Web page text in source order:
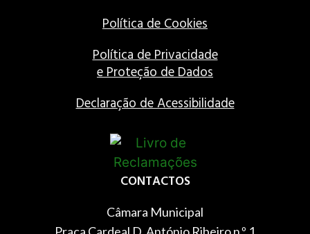
Política de Cookies
Política de Privacidade
e Proteção de Dados
Declaração de Acessibilidade
CONTACTOS
Câmara Municipal